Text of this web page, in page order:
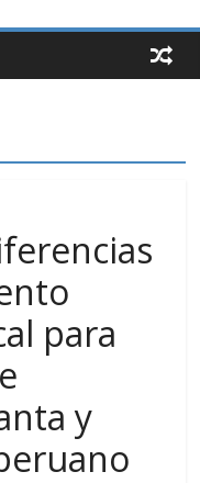
para
y